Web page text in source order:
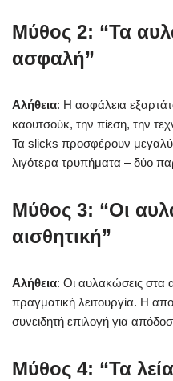
Μύθος 2: “Τα
ασφαλή”
Αλήθεια: Η ασφάλεια
καουτσούκ, την πίεση, την
Τα slicks προσφέρουν
λιγότερα τρυπήματα – δύο
Μύθος 3: “Οι
αισθητική”
Αλήθεια: Οι αυλακώσεις στα
πραγματική λειτουργία. Η
συνειδητή επιλογή για
Μύθος 4: “Τα